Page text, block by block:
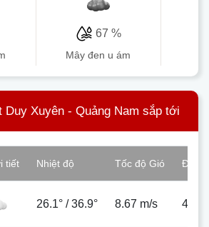
67 %
mây đen u ám
Duy Xuyên - Quảng Nam sắp tới
tiết Nhiệt độ Tốc độ Gió Độ
26.1° /36.9° 8.67 m/s 49%